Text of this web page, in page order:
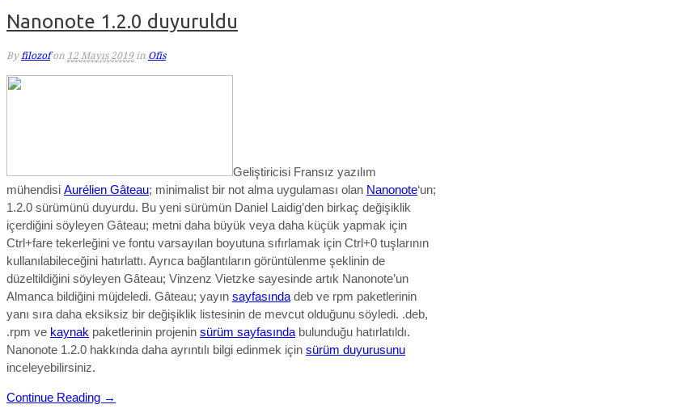
Nanonote 1.2.0 duyuruldu
By filozof on 12 Mayıs 2019 in Ofis
Geliştiricisi Fransız yazılım
mühendisi Aurélien Gâteau; minimalist bir not alma uygulaması olan Nanonote‘un;
1.2.0 sürümünü duyurdu. Bu yeni sürümün Daniel Laidig’den birkaç değişiklik
içerdiğini söyleyen Gâteau; metni daha büyük veya daha küçük yapmak için
Ctrl+fare tekerleğini ve fontu varsayılan boyutuna sıfırlamak için Ctrl+0 tuşlarının
kullanılabileceğini hatırlattı. Ayrıca bağlantıların görüntülenme şeklinin de
düzeltildiğini söyleyen Gâteau; Vinzenz Vietzke sayesinde artık Nanonote’un
Almanca bildiğini müjdeledi. Gâteau; yayın sayfasında deb ve rpm paketlerinin
yanı sıra daha eksiksiz bir değişiklik listesinin de mevcut olduğunu söyledi. .deb,
.rpm ve kaynak paketlerinin projenin sürüm sayfasında bulunduğu hatırlatıldı.
Nanonote 1.2.0 hakkında daha ayrıntılı bilgi edinmek için sürüm duyurusunu
inceleyebilirsiniz.
Continue Reading →